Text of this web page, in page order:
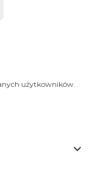
użytkowników.